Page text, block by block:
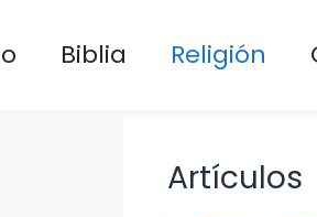
Biblia Religión
Artículos